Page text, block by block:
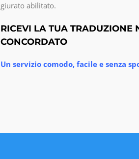
giurato abilitato.
RICEVI LA TUA TRADUZIONE
CONCORDATO
Un servizio comodo, facile e senza